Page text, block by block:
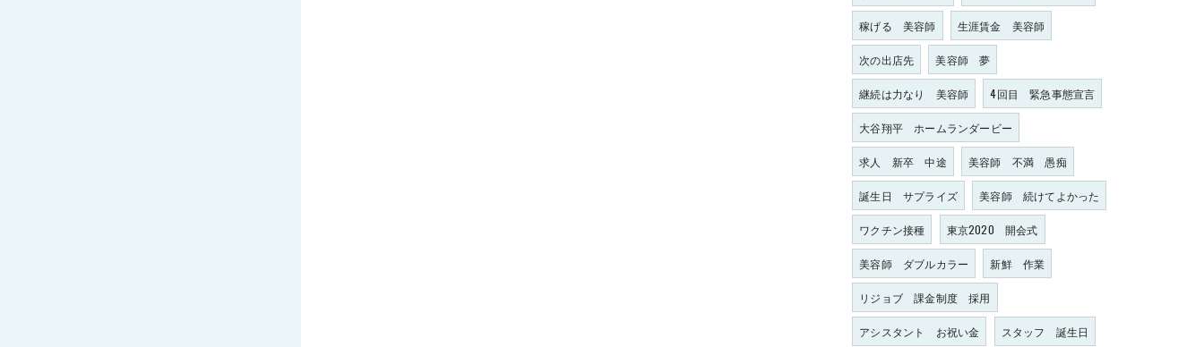
稼げる 美容師 生涯賃金 美容師
次の出店先 美容師 夢
継続は力なり 美容師 4回目 緊急事態宣言
大谷翔平 ホームランダービー
求人 新卒 中途 美容師 不満 愚痴
誕生日 サプライズ 美容師 続けてよかった
ワクチン接種 東京2020 開会式
美容師 ダブルカラー 新鮮 作業
リジョブ 課金制度 採用
アシスタント お祝い金 スタッフ 誕生日